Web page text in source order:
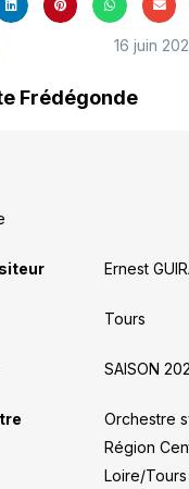
16 juin
Frédégonde
Ernest
Tours
SAISON
Orchestre
Région
Loire/Tours